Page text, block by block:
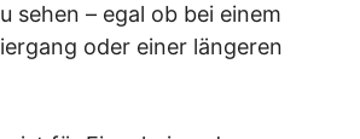
sehen – egal ob bei einem
oder einer längeren